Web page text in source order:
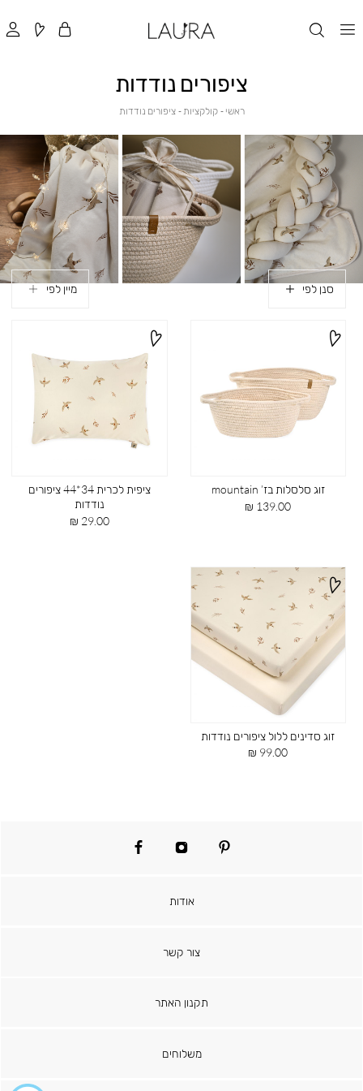
ציפורים נודדות
ראשי ראשי
קולקציותקולקציות
ציפורים נודדות
סנן לפי
זוג סלסלות בז’ mountain
מחיר
139.00 ₪
ציפית לכרית 34*44 ציפורים
נודדות
מחיר
29.00 ₪
זוג סדינים ללול ציפורים נודדות
מחיר
99.00 ₪
pinterest
instagram
facebook
אודות
צור קשר
תקנון האתר
משלוחים